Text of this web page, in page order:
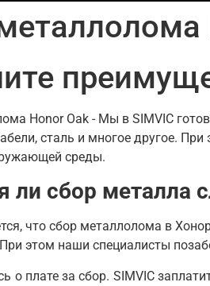
Honor Oak - Мы в SIMVIC
сталь и многое другое.
среды.
ли сбор металла
что сбор металлолома в
этом наши специалисты
о плате за сбор. SIMVIC